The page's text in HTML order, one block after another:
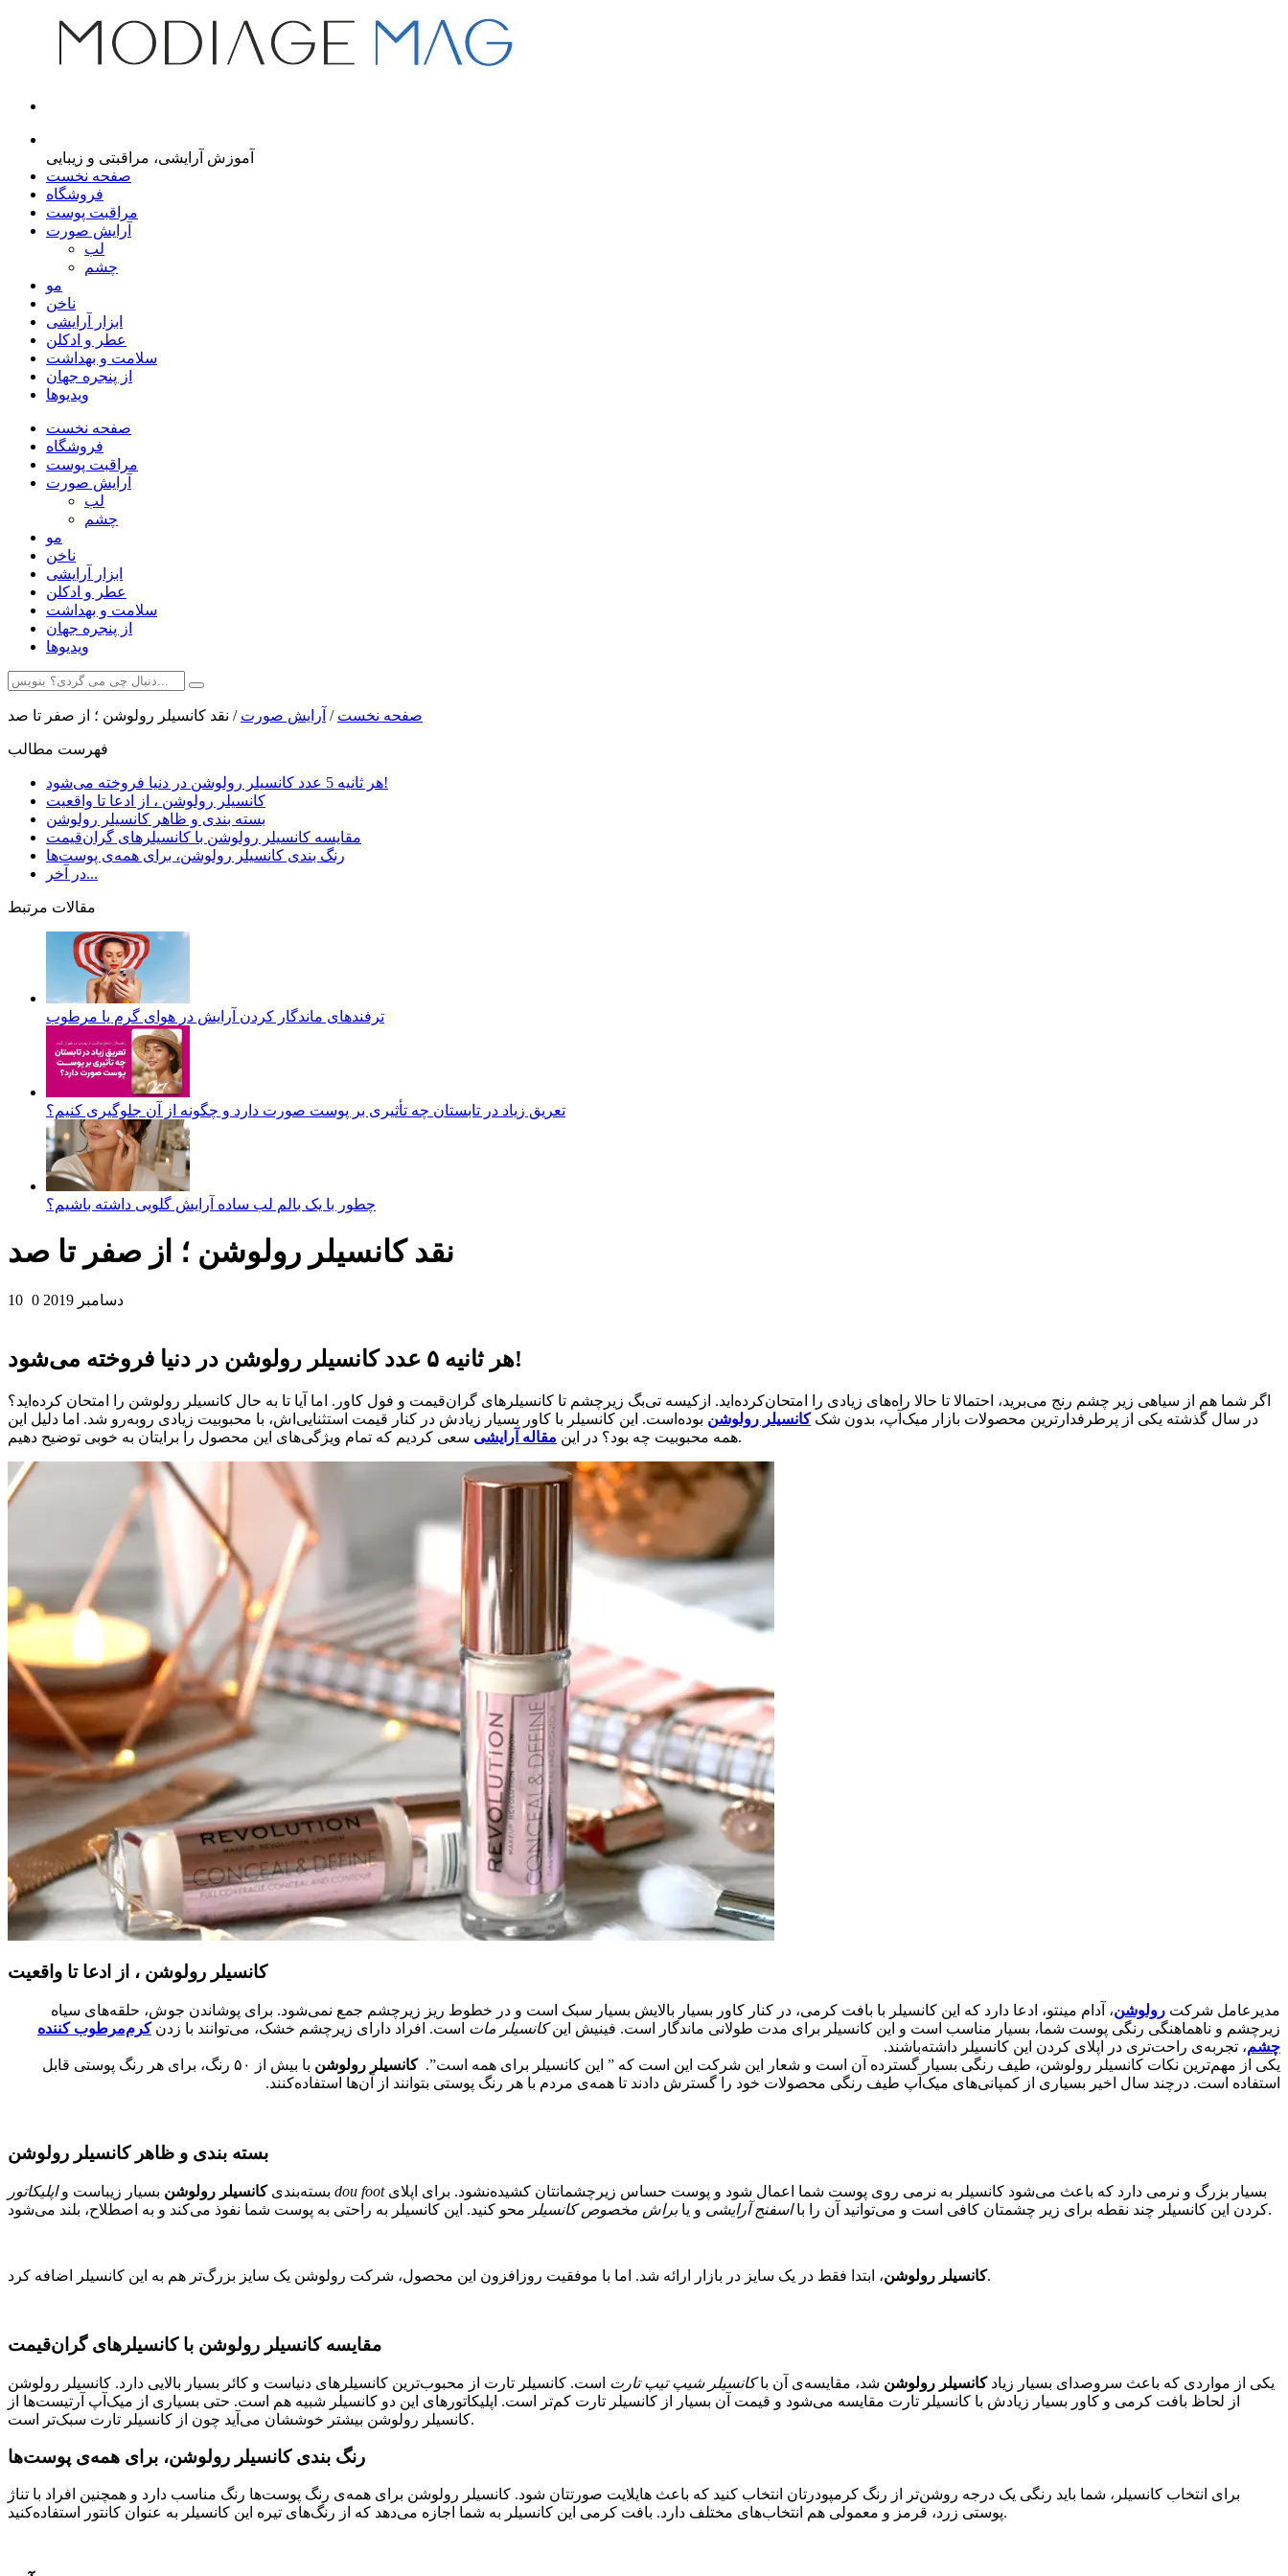
آموزش آرایشی، مراقبتی و زیبایی
صفحه نخست
فروشگاه
مراقبت پوست
آرایش صورت
لب
چشم
مو
ناخن
ابزار آرایشی
عطر و ادکلن
سلامت و بهداشت
از پنجره جهان
ویدیوها
صفحه نخست
فروشگاه
مراقبت پوست
آرایش صورت
لب
چشم
مو
ناخن
ابزار آرایشی
عطر و ادکلن
سلامت و بهداشت
از پنجره جهان
ویدیوها
صفحه نخست / آرایش صورت / نقد کانسیلر رولوشن ؛ از صفر تا صد
فهرست مطالب
هر ثانیه 5 عدد کانسیلر رولوشن در دنیا فروخته می‌شود!
کانسیلر رولوشن ، از ادعا تا واقعیت
بسته بندی و ظاهر کانسیلر رولوشن
مقایسه کانسیلر رولوشن با کانسیلرهای گران‌قیمت
رنگ بندی کانسیلر رولوشن، برای همه‌ی پوست‌ها
در آخر...
مقالات مرتبط
ترفندهای ماندگار کردن آرایش در هوای گرم یا مرطوب
تعریق زیاد در تابستان چه تأثیری بر پوست صورت دارد و چگونه از آن جلوگیری کنیم؟
چطور با یک بالم لب ساده آرایش گلویی داشته باشیم؟
نقد کانسیلر رولوشن ؛ از صفر تا صد
10 دسامبر 2019 0
هر ثانیه ۵ عدد کانسیلر رولوشن در دنیا فروخته می‌شود!
اگر شما هم از سیاهی زیر چشم رنج می‌برید، احتمالا تا حالا راه‌های زیادی را امتحان‌کرده‌اید. ازکیسه تی‌بگ زیرچشم تا کانسیلرهای گران‌قیمت و فول کاور. اما آیا تا به حال کانسیلر رولوشن را امتحان کرده‌اید؟
در سال گذشته یکی از پرطرفدارترین محصولات بازار میک‌آپ، بدون شککانسیلر رولوشن بوده‌است. این کانسیلر با کاور بسیار زیادش در کنار قیمت استثنایی‌اش، با محبوبیت زیادی روبه‌رو شد. اما دلیل این
همه محبوبیت چه بود؟ در این مقاله آرایشی سعی کردیم که تمام ویژگی‌های این محصول را برایتان به خوبی توضیح دهیم.
کانسیلر رولوشن ، از ادعا تا واقعیت
مدیرعامل شرکت رولوشن، آدام مینتو، ادعا دارد که این کانسیلر با بافت کرمی، در کنار کاور بسیار بالایش بسیار سبک است و در خطوط ریز زیرچشم جمع نمی‌شود. برای پوشاندن جوش، حلقه‌های سیاه
زیرچشم و ناهماهنگی رنگی پوست شما، بسیار مناسب است و این کانسیلر برای مدت طولانی ماندگار است. فینیش اینکانسیلر مات است. افراد دارای زیرچشم خشک، می‌توانند با زدنکرم‌مرطوب کننده
چشم، تجربه‌ی راحت‌تری در اپلای کردن این کانسیلر داشته‌باشند.
یکی از مهم‌ترین نکات کانسیلر رولوشن، طیف رنگی بسیار گسترده آن است و شعار این شرکت این است که ” این کانسیلر برای همه است”. کانسیلر رولوشن
با بیش از ۵۰ رنگ، برای هر رنگ پوستی قابل
استفاده است. درچند سال اخیر بسیاری از کمپانی‌های میک‌آپ طیف رنگی محصولات خود را گسترش دادند تا همه‌ی مردم با هر رنگ پوستی بتوانند از آن‌ها استفاده‌کنند.
بسته بندی و ظاهر کانسیلر رولوشن
بسته‌بندیکانسیلر رولوشن بسیار زیباست و اپلیکاتور dou foot بسیار بزرگ و نرمی دارد که باعث می‌شود کانسیلر به نرمی روی پوست شما اعمال شود و پوست حساس زیرچشمانتان کشیده‌نشود. برای اپلای
کردن این کانسیلر چند نقطه برای زیر چشمتان کافی است و می‌توانید آن را بااسفنج آرایشی و یابراش مخصوص کانسیلر محو کنید. این کانسیلر به راحتی به پوست شما نفوذ می‌کند و به اصطلاح، بلند می‌شود.
کانسیلر رولوشن، ابتدا فقط در یک سایز در بازار ارائه شد. اما با موفقیت روزافزون این محصول، شرکت رولوشن یک سایز بزرگ‌تر هم به این کانسیلر اضافه کرد.
مقایسه کانسیلر رولوشن با کانسیلرهای گران‌قیمت
یکی از مواردی که باعث سروصدای بسیار زیادکانسیلر رولوشن شد، مقایسه‌ی آن باکانسیلر شیپ تیپ تارت است. کانسیلر تارت از محبوب‌ترین کانسیلرهای دنیاست و کائر بسیار بالایی دارد. کانسیلر رولوشن
از لحاظ بافت کرمی و کاور بسیار زیادش با کانسیلر تارت مقایسه می‌شود و قیمت آن بسیار از کانسیلر تارت کم‌تر است. اپلیکاتورهای این دو کانسیلر شبیه هم است. حتی بسیاری از میک‌آپ آرتیست‌ها از
کانسیلر رولوشن بیشتر خوششان می‌آید چون از کانسیلر تارت سبک‌تر است.
رنگ بندی کانسیلر رولوشن، برای همه‌ی پوست‌ها
برای انتخاب کانسیلر، شما باید رنگی یک درجه روشن‌تر از رنگ کرمپودرتان انتخاب کنید که باعث هایلایت صورتتان شود. کانسیلر رولوشن برای همه‌ی رنگ پوست‌ها رنگ مناسب دارد و همچنین افراد با تناژ
پوستی زرد، قرمز و معمولی هم انتخاب‌های مختلف دارد. بافت کرمی این کانسیلر به شما اجازه می‌دهد که از رنگ‌های تیره این کانسیلر به عنوان کانتور استفاده‌کنید.